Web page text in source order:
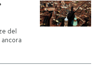
del